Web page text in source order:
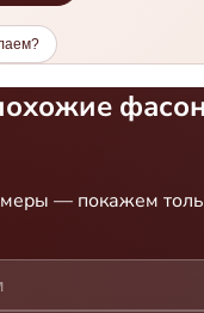
— покажем